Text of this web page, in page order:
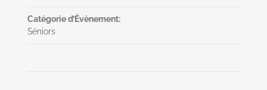
Catégorie d’Évènement:
Séniors